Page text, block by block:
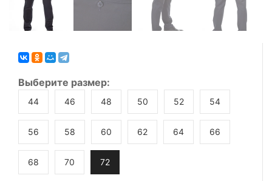
Выберите размер:
44 46 48 50 52 54
56 58 60 62 64 66
68 70 72